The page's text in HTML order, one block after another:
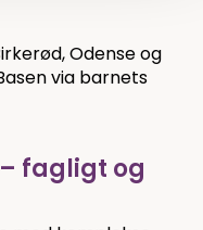
Odense og
via barnets
fagligt og